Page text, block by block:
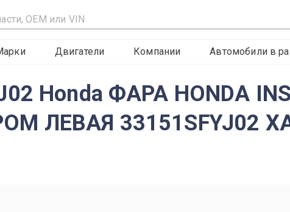
Двигатели Компании Автомобили в
Honda ФАРА HONDA
ЛЕВАЯ 33151SFYJ02